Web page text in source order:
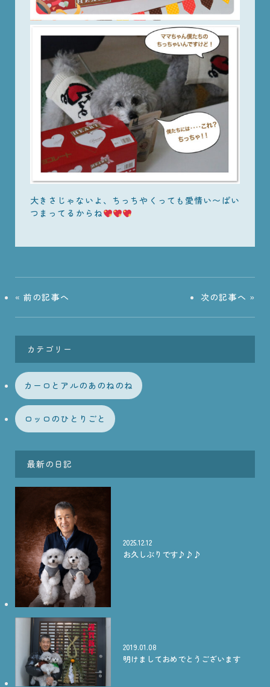
大きさじゃないよ、ちっちやくっても愛情い〜ぱい
つまってるからね
«前の記事へ 次の記事へ »
カテゴリー
カーロとアルのあのねのね
ロッロのひとりごと
最新の日記
2025.12.12
お久しぶりです♪♪♪
2019.01.08
明けましておめでとうございます